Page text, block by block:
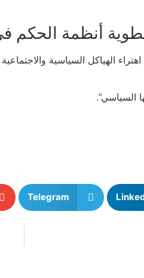
أنظمة الحكم
الهياكل السياسية والاجتماعية
السياسي”.
Telegram